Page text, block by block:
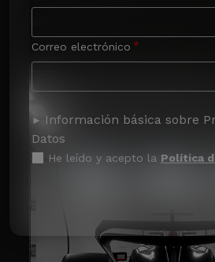
Correo electrónico
Información básica sobre
Datos
He leído y acepto la Política